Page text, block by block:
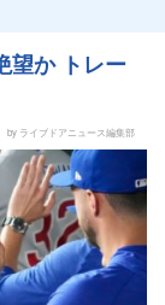
望か トレー
by ライブドアニュース編集部